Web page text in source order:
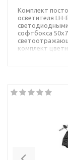
Комплект
осветителя
светодиодными
софтбокса
комплект